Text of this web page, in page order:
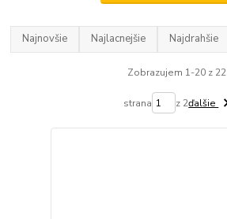
Najnovšie Najlacnejšie Najdrahšie
Zobrazujem 1-20 z 22
strana z 2ďalšie